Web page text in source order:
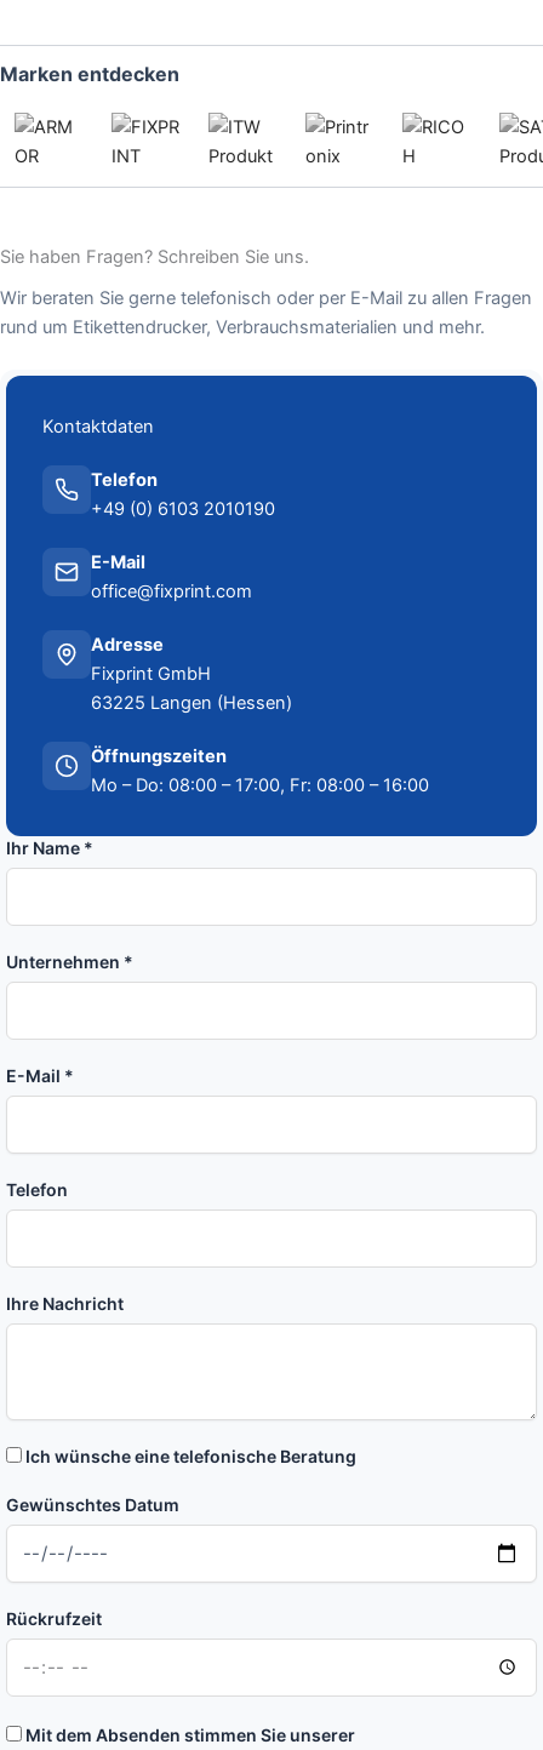
Marken entdecken
Sie haben Fragen? Schreiben Sie uns.
Wir beraten Sie gerne telefonisch oder per E-Mail zu allen Fragen
rund um Etikettendrucker, Verbrauchsmaterialien und mehr.
Kontaktdaten
Telefon
+49 (0) 6103 2010190
E-Mail
office@fixprint.com
Adresse
Fixprint GmbH
63225 Langen (Hessen)
Öffnungszeiten
Mo – Do: 08:00 – 17:00, Fr: 08:00 – 16:00
Ihr Name *
Unternehmen *
E-Mail *
Telefon
Ihre Nachricht
Ich wünsche eine telefonische Beratung
Gewünschtes Datum
Rückrufzeit
Mit dem Absenden stimmen Sie unserer